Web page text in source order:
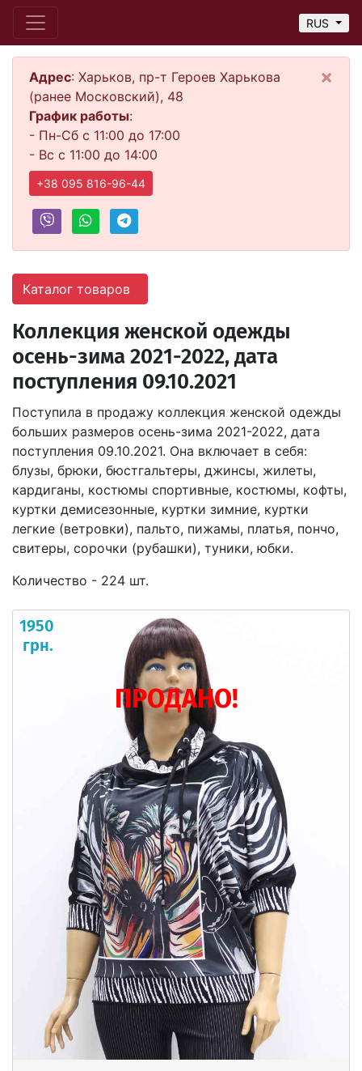
RUS
Адрес: Харьков, пр-т Героев Харькова
(ранее Московский), 48
График работы:
- Пн-Сб с 11:00 до 17:00
- Вс с 11:00 до 14:00
+38 095 816-96-44
×
Каталог товаров
Коллекция женской одежды
осень-зима 2021-2022, дата
поступления 09.10.2021
Поступила в продажу коллекция женской одежды
больших размеров осень-зима 2021-2022, дата
поступления 09.10.2021. Она включает в себя:
блузы, брюки, бюстгальтеры, джинсы, жилеты,
кардиганы, костюмы спортивные, костюмы, кофты,
куртки демисезонные, куртки зимние, куртки
легкие (ветровки), пальто, пижамы, платья, пончо,
свитеры, сорочки (рубашки), туники, юбки.
Количество - 224 шт.
1950
грн.
ПРОДАНО!